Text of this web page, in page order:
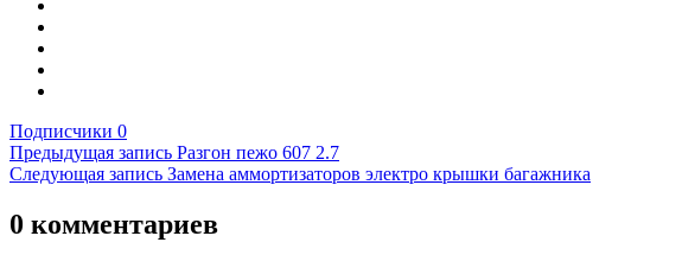
Подписчики 0
Предыдущая запись Разгон пежо 607 2.7
Следующая запись Замена аммортизаторов электро крышки багажника
0 комментариев